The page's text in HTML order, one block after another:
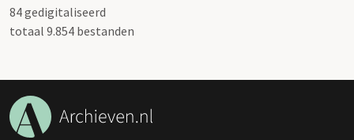
84 gedigitaliseerd
totaal 9.854 bestanden